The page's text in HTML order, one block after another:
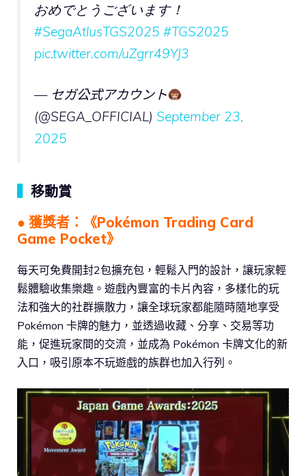
おめでとうございます！
#SegaAtlusTGS2025 #TGS2025
pic.twitter.com/uZgrr49YJ3
— セガ公式アカウント
(@SEGA_OFFICIAL) September 23,
2025
移動賞
● 獲獎者：《Pokémon Trading Card
Game Pocket》
每天可免費開封2包擴充包，輕鬆入門的設計，讓玩家輕
鬆體驗收集樂趣。遊戲內豐富的卡片內容，多樣化的玩
法和強大的社群擴散力，讓全球玩家都能隨時隨地享受
Pokémon 卡牌的魅力，並透過收藏、分享、交易等功
能，促進玩家間的交流，並成為 Pokémon 卡牌文化的新
入口，吸引原本不玩遊戲的族群也加入行列。